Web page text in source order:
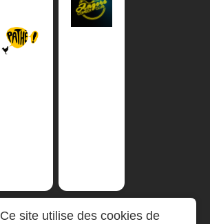
Ce site utilise des cookies de